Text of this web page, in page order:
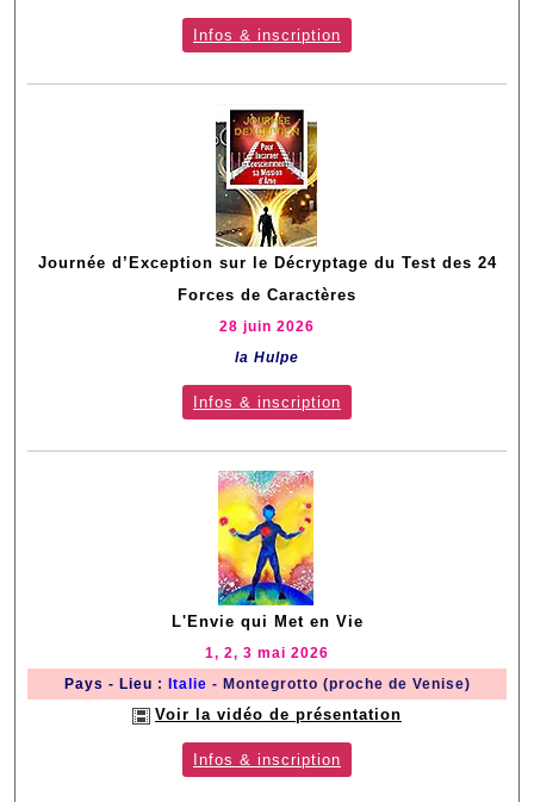
Infos & inscription
Journée d’Exception sur le Décryptage du Test des 24
Forces de Caractères
28 juin 2026
la Hulpe
Infos & inscription
L'Envie qui Met en Vie
1, 2, 3 mai 2026
Pays - Lieu : Italie - Montegrotto (proche de Venise)
Voir la vidéo de présentation
Infos & inscription